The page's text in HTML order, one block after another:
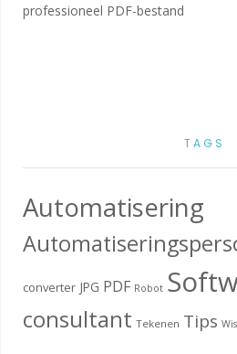
professioneel PDF-bestand
TAGS
Automatisering
converter JPG PDF Robot
consultant Tekenen Tips